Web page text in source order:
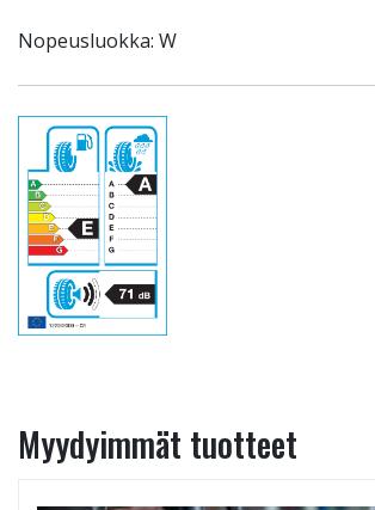
Nopeusluokka: W
Myydyimmät tuotteet